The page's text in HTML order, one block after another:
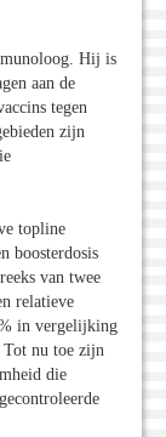
Hij is
aan de
tegen
zijn
topline
boosterdosis
van twee
relatieve
in vergelijking
Tot nu toe zijn
die